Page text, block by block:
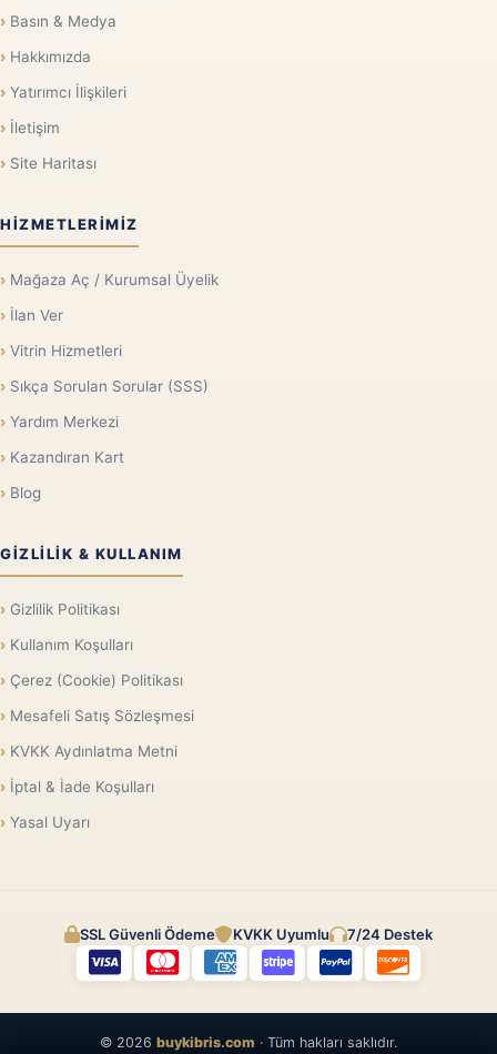
Basın & Medya
Hakkımızda
Yatırımcı İlişkileri
İletişim
Site Haritası
HIZMETLERIMIZ
Mağaza Aç / Kurumsal Üyelik
İlan Ver
Vitrin Hizmetleri
Sıkça Sorulan Sorular (SSS)
Yardım Merkezi
Kazandıran Kart
Blog
GIZLILIK & KULLANIM
Gizlilik Politikası
Kullanım Koşulları
Çerez (Cookie) Politikası
Mesafeli Satış Sözleşmesi
KVKK Aydınlatma Metni
İptal & İade Koşulları
Yasal Uyarı
SSL Güvenli Ödeme KVKK Uyumlu 7/24 Destek
© 2026 buykibris.com · Tüm hakları saklıdır.